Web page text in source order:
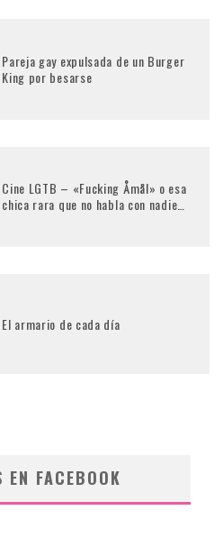
Pareja gay expulsada de un Burger
King por besarse
Cine LGTB – «Fucking Åmål» o esa
chica rara que no habla con nadie…
El armario de cada día
EN FACEBOOK